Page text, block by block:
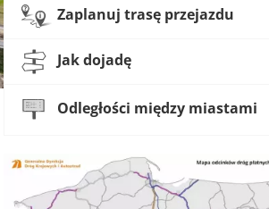
Zaplanuj trasę przejazdu
Jak dojadę
Odległości między miastami